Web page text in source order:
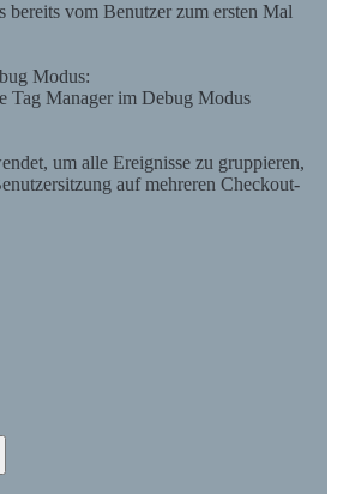
bereits vom Benutzer zum ersten Mal
Modus:
Tag Manager im Debug Modus
um alle Ereignisse zu gruppieren,
auf mehreren Checkout-